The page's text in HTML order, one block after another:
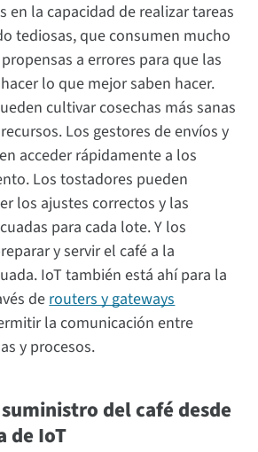
en la capacidad de realizar tareas
tediosas, que consumen mucho
a errores para que las
lo que mejor saben hacer.
cultivar cosechas más sanas
Los gestores de envíos y
acceder rápidamente a los
Los tostadores pueden
los ajustes correctos y las
para cada lote. Y los
y servir el café a la
IoT también está ahí para la
derouters y gateways
la comunicación entre
y procesos.
del café desde
de IoT